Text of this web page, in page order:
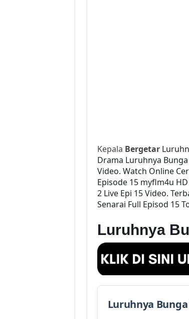
Kepala Bergetar
Drama Luruhnya
Video. Watch Online
Episode 15 myflm4u
2 Live Epi 15 Video.
Senarai Full Episod 15
Luruhnya
Luruhnya